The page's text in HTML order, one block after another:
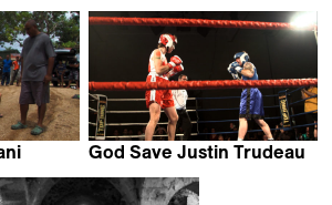
God Save Justin Trudeau
Eric Ruel